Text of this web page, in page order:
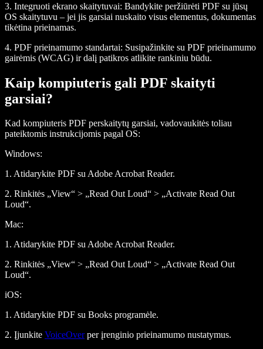
3. Integruoti ekrano skaitytuvai: Bandykite peržiūrėti PDF su jūsų
OS skaitytuvu – jei jis garsiai nuskaito visus elementus, dokumentas
tikėtina prieinamas.
4. PDF prieinamumo standartai: Susipažinkite su PDF prieinamumo
gairėmis (WCAG) ir dalį patikros atlikite rankiniu būdu.
Kaip kompiuteris gali PDF skaityti
garsiai?
Kad kompiuteris PDF perskaitytų garsiai, vadovaukitės toliau
pateiktomis instrukcijomis pagal OS:
Windows:
1. Atidarykite PDF su Adobe Acrobat Reader.
2. Rinkitės „View“ > „Read Out Loud“ > „Activate Read Out
Loud“.
Mac:
1. Atidarykite PDF su Adobe Acrobat Reader.
2. Rinkitės „View“ > „Read Out Loud“ > „Activate Read Out
Loud“.
iOS:
1. Atidarykite PDF su Books programėle.
2. Įjunkite VoiceOverper įrenginio prieinamumo nustatymus.